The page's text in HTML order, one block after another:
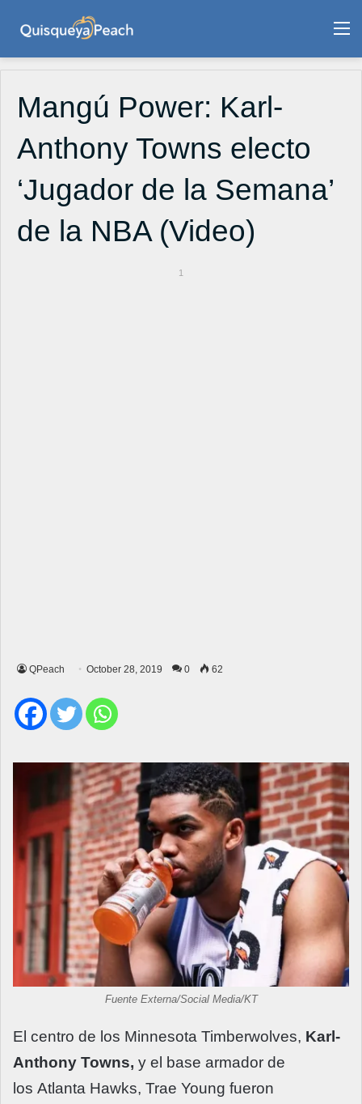
Mangú Power: Karl-
Anthony Towns electo
‘Jugador de la Semana’
de la NBA (Video)
1
QPeach October 28, 2019 0 62
Fuente Externa/Social Media/KT
El centro de los Minnesota Timberwolves, Karl-
Anthony Towns, y el base armador de
los Atlanta Hawks, Trae Young fueron